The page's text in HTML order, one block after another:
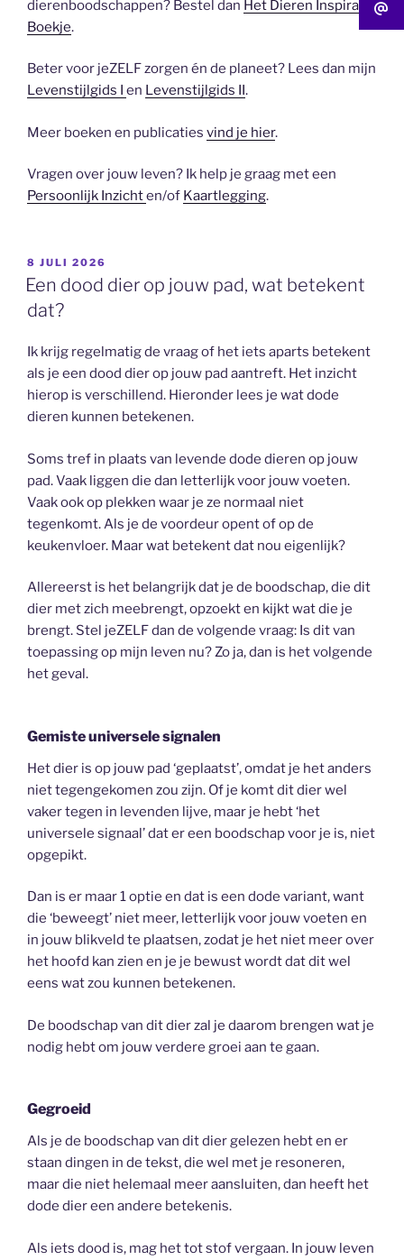
dierenboodschappen? Bestel dan Het Dieren Inspiratie
Boekje.
Beter voor jeZELF zorgen én de planeet? Lees dan mijn
Levenstijlgids I en Levenstijlgids II.
Meer boeken en publicaties vind je hier.
Vragen over jouw leven? Ik help je graag met een
Persoonlijk Inzichten/of Kaartlegging.
GEPLAATST
OP
8 JULI 2026
Een dood dier op jouw pad, wat betekent
dat?
Ik krijg regelmatig de vraag of het iets aparts betekent
als je een dood dier op jouw pad aantreft. Het inzicht
hierop is verschillend. Hieronder lees je wat dode
dieren kunnen betekenen.
Soms tref in plaats van levende dode dieren op jouw
pad. Vaak liggen die dan letterlijk voor jouw voeten.
Vaak ook op plekken waar je ze normaal niet
tegenkomt. Als je de voordeur opent of op de
keukenvloer. Maar wat betekent dat nou eigenlijk?
Allereerst is het belangrijk dat je de boodschap, die dit
dier met zich meebrengt, opzoekt en kijkt wat die je
brengt. Stel jeZELF dan de volgende vraag: Is dit van
toepassing op mijn leven nu? Zo ja, dan is het volgende
het geval.
Gemiste universele signalen
Het dier is op jouw pad ‘geplaatst’, omdat je het anders
niet tegengekomen zou zijn. Of je komt dit dier wel
vaker tegen in levenden lijve, maar je hebt ‘het
universele signaal’ dat er een boodschap voor je is, niet
opgepikt.
Dan is er maar 1 optie en dat is een dode variant, want
die ‘beweegt’ niet meer, letterlijk voor jouw voeten en
in jouw blikveld te plaatsen, zodat je het niet meer over
het hoofd kan zien en je je bewust wordt dat dit wel
eens wat zou kunnen betekenen.
De boodschap van dit dier zal je daarom brengen wat je
nodig hebt om jouw verdere groei aan te gaan.
Gegroeid
Als je de boodschap van dit dier gelezen hebt en er
staan dingen in de tekst, die wel met je resoneren,
maar die niet helemaal meer aansluiten, dan heeft het
dode dier een andere betekenis.
Als iets dood is, mag het tot stof vergaan. In jouw leven